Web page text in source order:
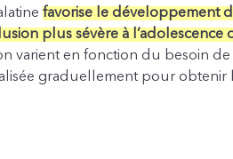
favorise le développement
plus sévère à l’adolescence
varient en fonction du besoin
graduellement pour obtenir